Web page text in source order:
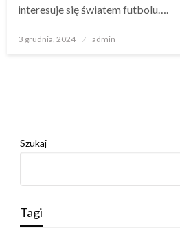
interesuje się światem futbolu….
Opublikowane
3 grudnia, 2024 admin
Szukaj
Tagi